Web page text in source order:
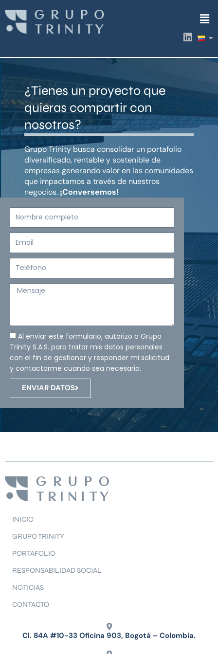
contenido
L
i
k
i
¿Tienes un proyecto que
quieras compartir con
nosotros?
Grupo Trinity busca consolidar un portafolio
diversificado, rentable y sostenible de
empresas generando valor en las comunidades
que impactamos a través de nuestros
negocios. ¡Conversemos!
Mensaje
Al enviar este formulario, autorizo a Grupo
Trinity S.A.S. para tratar mis datos personales
con el fin de gestionar y responder mi solicitud
y contactarme cuando sea necesario.
ENVIAR DATOS
INICIO
GRUPO TRINITY
PORTAFOLIO
RESPONSABILIDAD SOCIAL
NOTICIAS
CONTACTO
Cl. 84A #10-33 Oficina 903, Bogotá – Colombia.